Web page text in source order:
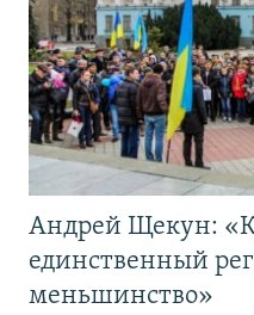
Андрей Щекун:
единственный
меньшинство»